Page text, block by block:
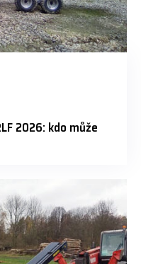
2026: kdo může